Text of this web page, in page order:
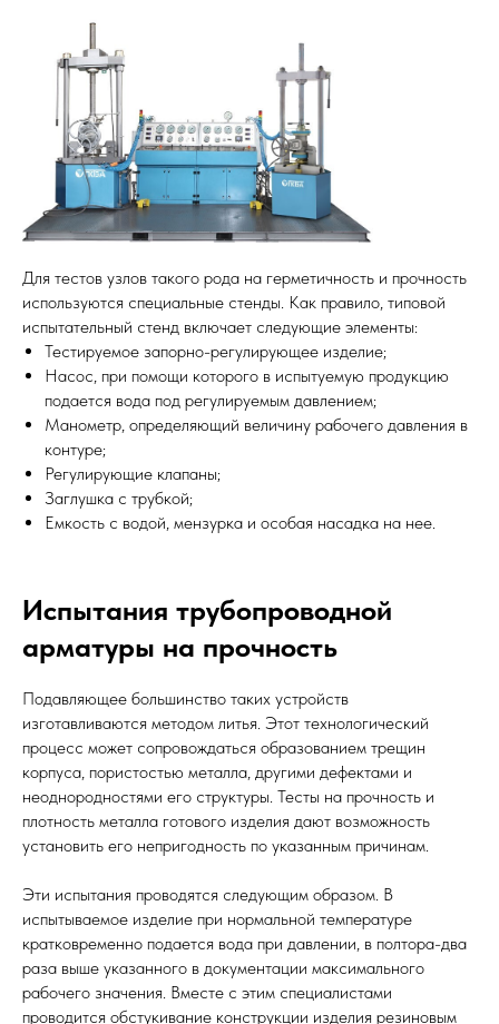
Для тестов узлов такого рода на герметичность и прочность
используются специальные стенды. Как правило, типовой
испытательный стенд включает следующие элементы:
Тестируемое запорно-регулирующее изделие;
Насос, при помощи которого в испытуемую продукцию
подается вода под регулируемым давлением;
Манометр, определяющий величину рабочего давления в
контуре;
Регулирующие клапаны;
Заглушка с трубкой;
Емкость с водой, мензурка и особая насадка на нее.
Испытания трубопроводной
арматуры на прочность
Подавляющее большинство таких устройств
изготавливаются методом литья. Этот технологический
процесс может сопровождаться образованием трещин
корпуса, пористостью металла, другими дефектами и
неоднородностями его структуры. Тесты на прочность и
плотность металла готового изделия дают возможность
установить его непригодность по указанным причинам.
Эти испытания проводятся следующим образом. В
испытываемое изделие при нормальной температуре
кратковременно подается вода при давлении, в полтора-два
раза выше указанного в документации максимального
рабочего значения. Вместе с этим специалистами
проводится обстукивание конструкции изделия резиновым